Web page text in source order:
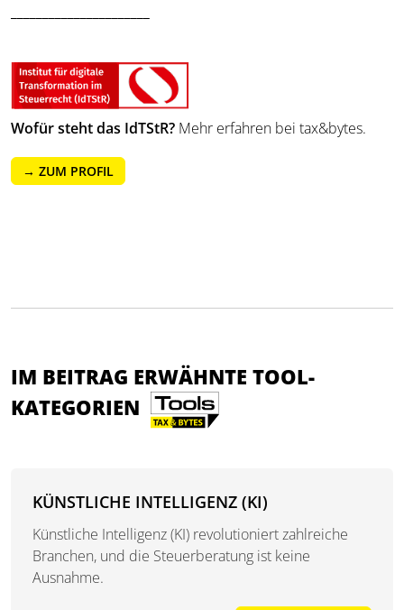
Wofür steht das IdTStR? Mehr erfahren bei tax&bytes.
→ ZUM PROFIL
IM BEITRAG ERWÄHNTE TOOL-
KATEGORIEN
KÜNSTLICHE INTELLIGENZ (KI)
Künstliche Intelligenz (KI) revolutioniert zahlreiche
Branchen, und die Steuerberatung ist keine
Ausnahme.